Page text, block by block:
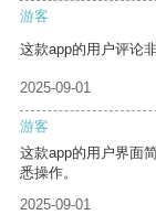
游客
这款app的用户评论
2025-09-01
游客
这款app的用户界面
悉操作。
2025-09-01